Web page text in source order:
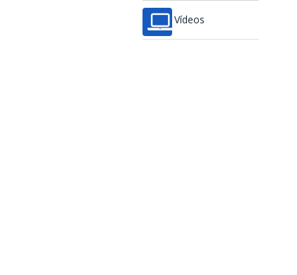
Vídeos